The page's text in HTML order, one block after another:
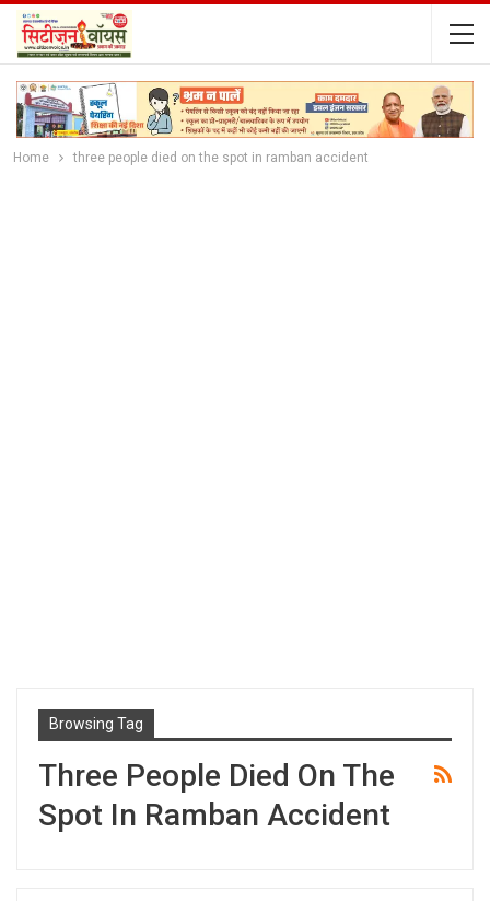
Home three people died on the spot in ramban accident
Browsing Tag
Three People Died On The
Spot In Ramban Accident